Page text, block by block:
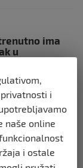
ima
u
i
naše online
i ostale